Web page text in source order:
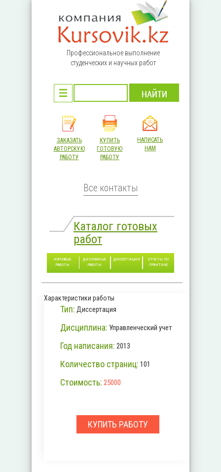
Профессиональное выполнение
студенческих и научных работ
ЗАКАЗАТЬ
АВТОРСКУЮ
РАБОТУ
КУПИТЬ
ГОТОВУЮ
РАБОТУ
НАПИСАТЬ
НАМ
Все контакты
Каталог готовых
работ
КУРСОВЫЕ
РАБОТЫ
ДИПЛОМНЫЕ
РАБОТЫ
ДИССЕРТАЦИИ
ОТЧЕТЫ ПО
ПРАКТИКЕ
Характеристики работы
Тип: Диссертация
Дисциплина: Управленческий учет
Год написания: 2013
Количество страниц: 101
Стоимость: 25000
КУПИТЬ РАБОТУ